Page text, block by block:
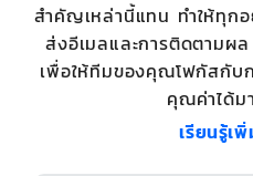
สำคัญเหล่านี้แทน ทำให้ทุก
ส่งอีเมลและการติดตามผ
เพื่อให้ทีมของคุณโฟกัสกับ
คุณค่าได้ม
เรียนรู้เ